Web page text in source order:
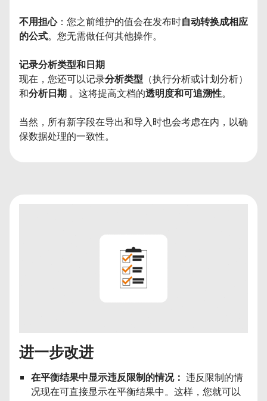
不用担心：您之前维护的值会在发布时自动转换成相应
的公式。您无需做任何其他操作。
记录分析类型和日期
现在，您还可以记录分析类型 （执行分析或计划分析）
和分析日期 。这将提高文档的透明度和可追溯性。
当然，所有新字段在导出和导入时也会考虑在内，以确
保数据处理的一致性。
进一步改进
在平衡结果中显示违反限制的情况： 违反限制的情
况现在可直接显示在平衡结果中。这样，您就可以